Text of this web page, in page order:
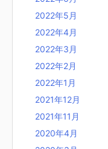
2022年5月
2022年4月
2022年3月
2022年2月
2022年1月
2021年12月
2021年11月
2020年4月